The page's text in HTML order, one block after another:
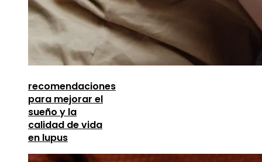
recomendaciones
para mejorar el
sueño y la
calidad de vida
en lupus